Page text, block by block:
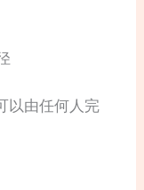
以由任何人完